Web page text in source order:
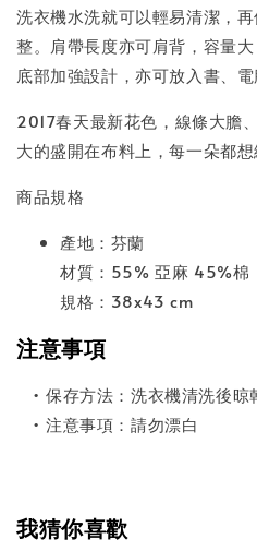
洗衣機水洗就可以輕易清潔，
整。肩帶長度亦可肩背，容量
底部加強設計，亦可放入書、電
2017春天最新花色，線條大膽
大的盛開在布料上，每一朵都想
商品規格
產地：芬蘭
材質：55% 亞麻 45%棉
規格：38x43 cm
注意事項
• 保存方法：洗衣機清洗後晾
• 注意事項：請勿漂白
我猜你喜歡